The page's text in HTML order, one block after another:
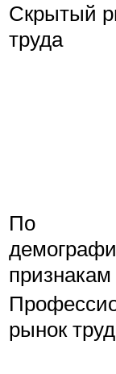
Скрытый
труда
По
признакам
рынок